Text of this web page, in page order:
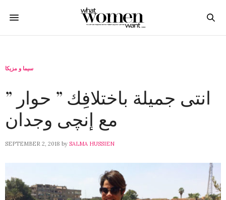
سيما و مزيكا
” انتى جميلة باختلافِك ” حوار
مع إنچى وجدان
SEPTEMBER 2, 2018 by SALMA HUSSIEN